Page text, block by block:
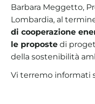
Barbara Meggetto,
Lombardia, al
di cooperazione
le proposte di
della sostenibilità
Vi terremo informati